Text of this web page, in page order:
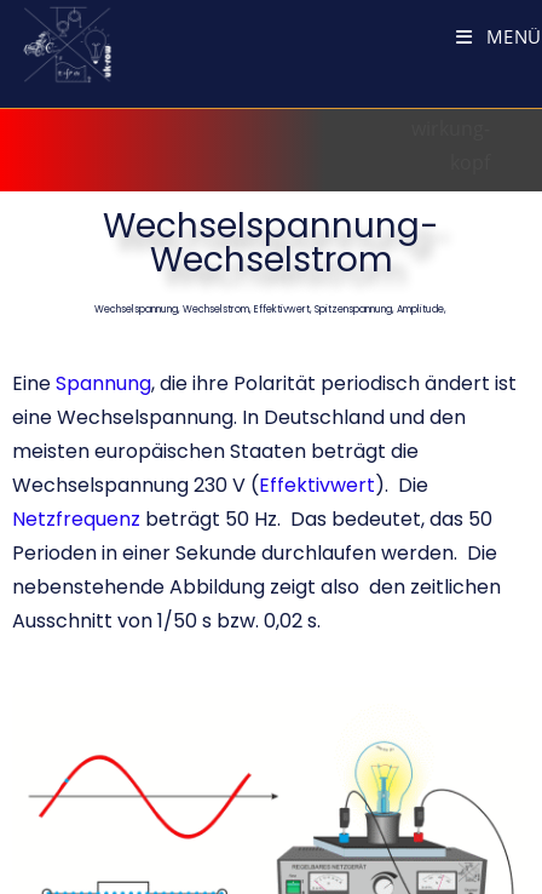
MENÜ
Wechselspannung-
Wechselstrom
Wechselspannung, Wechselstrom, Effektivwert, Spitzenspannung, Amplitude,
EineSpannung, die ihre Polarität periodisch ändert ist
eine Wechselspannung. In Deutschland und den
meisten europäischen Staaten beträgt die
Wechselspannung 230 V (Effektivwert). Die
Netzfrequenz beträgt 50 Hz. Das bedeutet, das 50
Perioden in einer Sekunde durchlaufen werden. Die
nebenstehende Abbildung zeigt also den zeitlichen
Ausschnitt von 1/50 s bzw. 0,02 s.